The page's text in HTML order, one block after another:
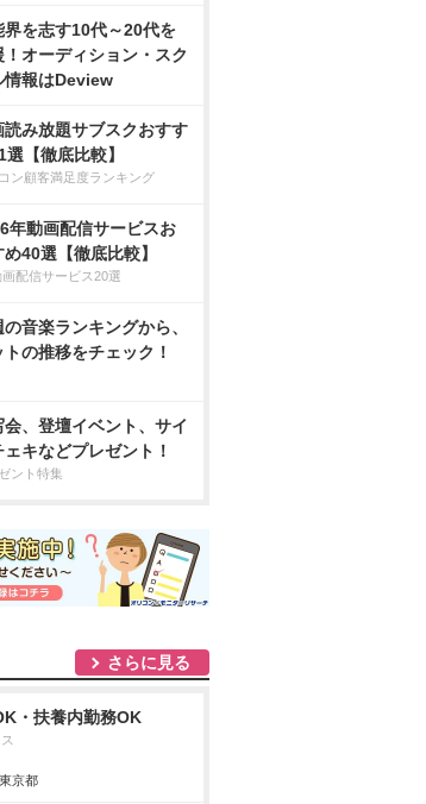
界を志す10代～20代を
！オーディション・スク
情報はDeview
読み放題サブスクおすす
選【徹底比較】
ン顧客満足度ランキング
年動画配信サービスお
40選【徹底比較】
配信サービス20選
音楽ランキングから、
トの推移をチェック！
会、登壇イベント、サイ
ェキなどプレゼント！
ント特集
さらに見る
・扶養内勤務OK
京都